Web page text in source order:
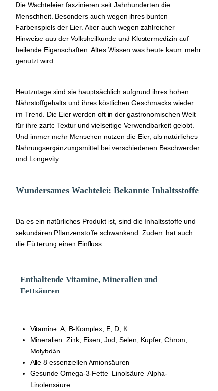
Die Wachteleier faszinieren seit Jahrhunderten die
Menschheit. Besonders auch wegen ihres bunten
Farbenspiels der Eier. Aber auch wegen zahlreicher
Hinweise aus der Volksheilkunde und Klostermedizin auf
heilende Eigenschaften. Altes Wissen was heute kaum mehr
genutzt wird!
Heutzutage sind sie hauptsächlich aufgrund ihres hohen
Nährstoffgehalts und ihres köstlichen Geschmacks wieder
im Trend. Die Eier werden oft in der gastronomischen Welt
für ihre zarte Textur und vielseitige Verwendbarkeit gelobt.
Und immer mehr Menschen nutzen die Eier, als natürliches
Nahrungsergänzungsmittel bei verschiedenen Beschwerden
und Longevity.
Wundersames Wachtelei: Bekannte Inhaltsstoffe
Da es ein natürliches Produkt ist, sind die Inhaltsstoffe und
sekundären Pflanzenstoffe schwankend. Zudem hat auch
die Fütterung einen Einfluss.
Enthaltende Vitamine, Mineralien und
Fettsäuren
Vitamine: A, B-Komplex, E, D, K
Mineralien: Zink, Eisen, Jod, Selen, Kupfer, Chrom,
Molybdän
Alle 8 essenziellen Amionsäuren
Gesunde Omega-3-Fette: Linolsäure, Alpha-
Linolensäure